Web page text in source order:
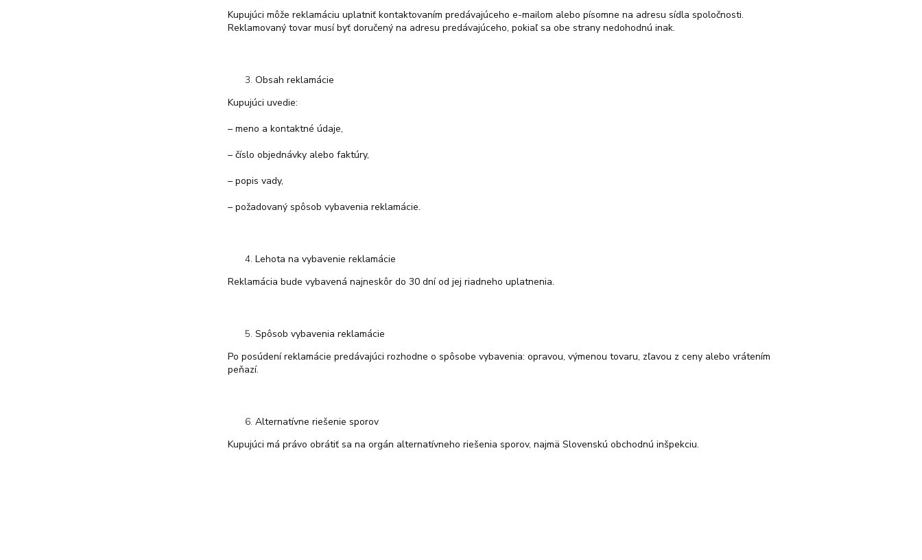
Kupujúci môže reklamáciu uplatniť kontaktovaním predávajúceho e-mailom alebo písomne na adresu sídla spoločnosti.
Reklamovaný tovar musí byť doručený na adresu predávajúceho, pokiaľ sa obe strany nedohodnú inak.
Obsah reklamácie
Kupujúci uvedie:
– meno a kontaktné údaje,
– číslo objednávky alebo faktúry,
– popis vady,
– požadovaný spôsob vybavenia reklamácie.
Lehota na vybavenie reklamácie
Reklamácia bude vybavená najneskôr do 30 dní od jej riadneho uplatnenia.
Spôsob vybavenia reklamácie
Po posúdení reklamácie predávajúci rozhodne o spôsobe vybavenia: opravou, výmenou tovaru, zľavou z ceny alebo vrátením
peňazí.
Alternatívne riešenie sporov
Kupujúci má právo obrátiť sa na orgán alternatívneho riešenia sporov, najmä Slovenskú obchodnú inšpekciu.